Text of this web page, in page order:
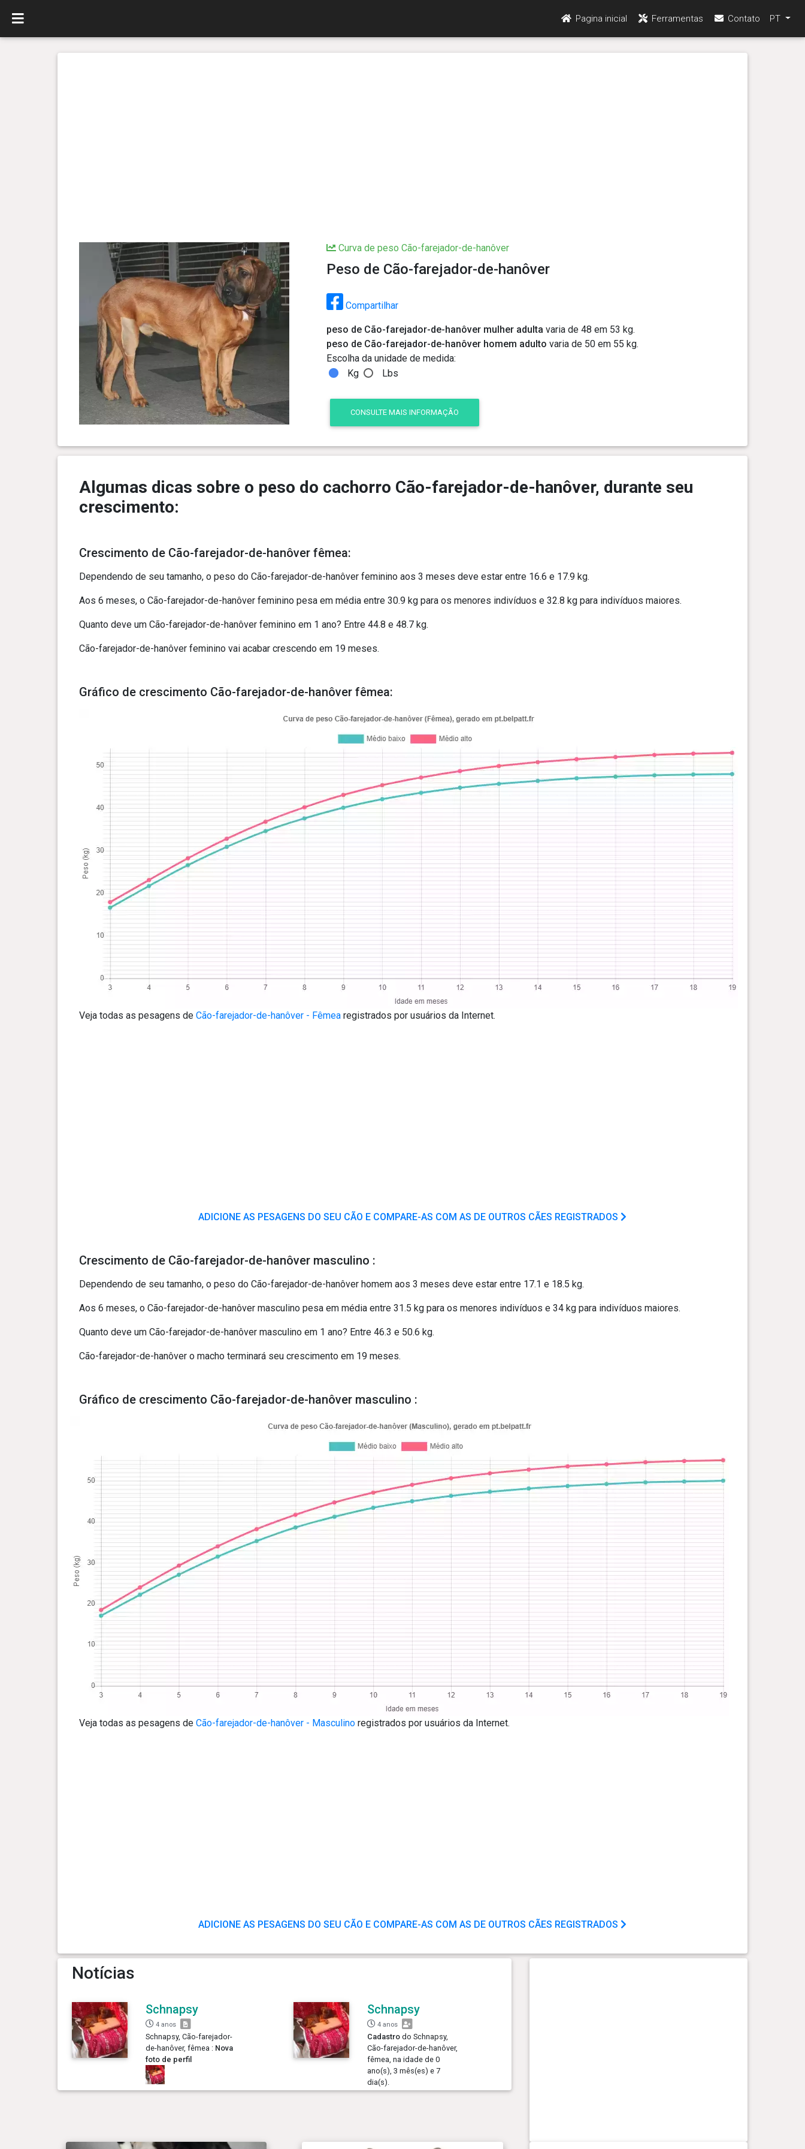
Pagina inicial Ferramentas Contato PT
Curva de peso Cão-farejador-de-hanôver
Peso de Cão-farejador-de-hanôver
Compartilhar
peso de Cão-farejador-de-hanôver mulher adulta varia de 48 em 53 kg.
peso de Cão-farejador-de-hanôver homem adulto varia de 50 em 55 kg.
Escolha da unidade de medida:
Kg
Lbs
CONSULTE MAIS INFORMAÇÃO
Algumas dicas sobre o peso do cachorro Cão-farejador-de-hanôver, durante seu
crescimento:
Crescimento de Cão-farejador-de-hanôver fêmea:
Dependendo de seu tamanho, o peso do Cão-farejador-de-hanôver feminino aos 3 meses deve estar entre 16.6 e 17.9 kg.
Aos 6 meses, o Cão-farejador-de-hanôver feminino pesa em média entre 30.9 kg para os menores indivíduos e 32.8 kg para indivíduos maiores.
Quanto deve um Cão-farejador-de-hanôver feminino em 1 ano? Entre 44.8 e 48.7 kg.
Cão-farejador-de-hanôver feminino vai acabar crescendo em 19 meses.
Gráfico de crescimento Cão-farejador-de-hanôver fêmea:
Veja todas as pesagens de Cão-farejador-de-hanôver - Fêmearegistrados por usuários da Internet.
ADICIONE AS PESAGENS DO SEU CÃO E COMPARE-AS COM AS DE OUTROS CÃES REGISTRADOS
Crescimento de Cão-farejador-de-hanôver masculino :
Dependendo de seu tamanho, o peso do Cão-farejador-de-hanôver homem aos 3 meses deve estar entre 17.1 e 18.5 kg.
Aos 6 meses, o Cão-farejador-de-hanôver masculino pesa em média entre 31.5 kg para os menores indivíduos e 34 kg para indivíduos maiores.
Quanto deve um Cão-farejador-de-hanôver masculino em 1 ano? Entre 46.3 e 50.6 kg.
Cão-farejador-de-hanôver o macho terminará seu crescimento em 19 meses.
Gráfico de crescimento Cão-farejador-de-hanôver masculino :
Veja todas as pesagens de Cão-farejador-de-hanôver - Masculinoregistrados por usuários da Internet.
ADICIONE AS PESAGENS DO SEU CÃO E COMPARE-AS COM AS DE OUTROS CÃES REGISTRADOS
Notícias
Schnapsy
4 anos
Schnapsy, Cão-farejador-
de-hanôver, fêmea : Nova
foto de perfil
Schnapsy
4 anos
Cadastro do Schnapsy,
Cão-farejador-de-hanôver,
fêmea, na idade de 0
ano(s), 3 mês(es) e 7
dia(s).